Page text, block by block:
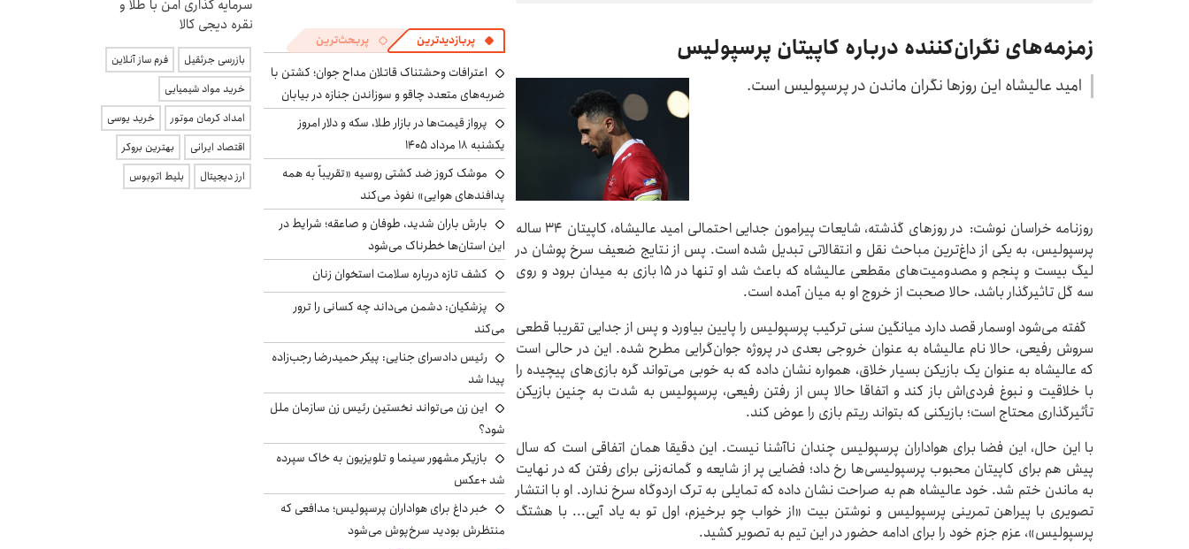
زمزمه‌های نگران‌کننده درباره کاپیتان پرسپولیس
امید عالیشاه این روزها نگران ماندن در پرسپولیس است.
روزنامه خراسان نوشت: در روزهای گذشته، شایعات پیرامون جدایی احتمالی امید عالیشاه، کاپیتان ۳۴ ساله
پرسپولیس، به یکی از داغ‌ترین مباحث نقل‌ و انتقالاتی تبدیل شده است. پس از نتایج ضعیف سرخ پوشان در
لیگ بیست و پنجم و مصدومیت‌های مقطعی عالیشاه که باعث شد او تنها در ۱۵ بازی به میدان برود و روی
سه گل تاثیرگذار باشد، حالا صحبت از خروج او به میان آمده است.
گفته می‌شود اوسمار قصد دارد میانگین سنی ترکیب پرسپولیس را پایین بیاورد و پس از جدایی تقریبا قطعی
سروش رفیعی، حالا نام عالیشاه به عنوان خروجی بعدی در پروژه جوان‌گرایی مطرح شده. این در حالی است
که عالیشاه به عنوان یک بازیکن بسیار خلاق، همواره نشان داده که به خوبی می‌تواند گره بازی‌های پیچیده را
با خلاقیت و نبوغ فردی‌اش باز کند و اتفاقا حالا پس از رفتن رفیعی، پرسپولیس به شدت به چنین بازیکن
تأثیرگذاری محتاج است؛ بازیکنی که بتواند ریتم بازی را عوض کند.
با این حال، این فضا برای هواداران پرسپولیس چندان ناآشنا نیست. این دقیقا همان اتفاقی است که سال
پیش هم برای کاپیتان محبوب پرسپولیسی‌ها رخ داد؛ فضایی پر از شایعه و گمانه‌زنی برای رفتن که در نهایت
به ماندن ختم شد. خود عالیشاه هم به صراحت نشان داده که تمایلی به ترک اردوگاه سرخ ندارد. او با انتشار
تصویری با پیراهن تمرینی پرسپولیس و نوشتن بیت «از خواب چو برخیزم، اول تو به یاد آیی... با هشتگ
پرسپولیس»، عزم جزم خود را برای ادامه حضور در این تیم به تصویر کشید.
پربازدیدترین پربحث‌ترین
اعترافات وحشتناک قاتلان مداح جوان؛ کشتن با
ضربه‌های متعدد چاقو و سوزاندن جنازه در بیابان
پرواز قیمت‌ها در بازار طلا، سکه و دلار امروز
یکشنبه ۱۸ مرداد ۱۴۰۵
موشک کروز ضد کشتی روسیه «تقریباً به همه
پدافندهای هوایی» نفوذ می‌کند
بارش باران شدید، طوفان و صاعقه؛ شرایط در
این استان‌ها خطرناک می‌شود
کشف تازه درباره سلامت استخوان زنان
پزشکیان: دشمن می‌داند چه کسانی را ترور
می‌کند
رئیس دادسرای جنایی: پیکر حمیدرضا رجب‌زاده
پیدا شد
این زن می‌تواند نخستین رئیس زن سازمان ملل
شود؟
بازیگر مشهور سینما و تلویزیون به خاک سپرده
شد +عکس
خبر داغ برای هواداران پرسپولیس؛ مدافعی که
منتظرش بودید سرخ‌پوش می‌شود
سرمایه گذاری امن با طلا و
نقره دیجی کالا
بازرسی جرثقیل
فرم ساز آنلاین
خرید مواد شیمیایی
امداد کرمان موتور
خرید یوسی
اقتصاد ایرانی
بهترین بروکر
ارز دیجیتال
بلیط اتوبوس